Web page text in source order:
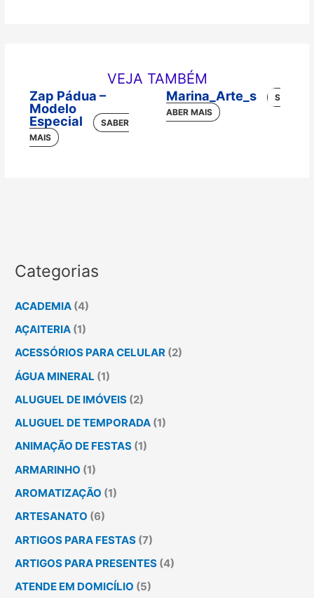
VEJA TAMBÉM
Zap Pádua –
Modelo
Especial
Marina_Arte_s
Categorias
ACADEMIA (4)
AÇAITERIA (1)
ACESSÓRIOS PARA CELULAR (2)
ÁGUA MINERAL (1)
ALUGUEL DE IMÓVEIS (2)
ALUGUEL DE TEMPORADA (1)
ANIMAÇÃO DE FESTAS (1)
ARMARINHO (1)
AROMATIZAÇÃO (1)
ARTESANATO (6)
ARTIGOS PARA FESTAS (7)
ARTIGOS PARA PRESENTES (4)
ATENDE EM DOMICÍLIO (5)